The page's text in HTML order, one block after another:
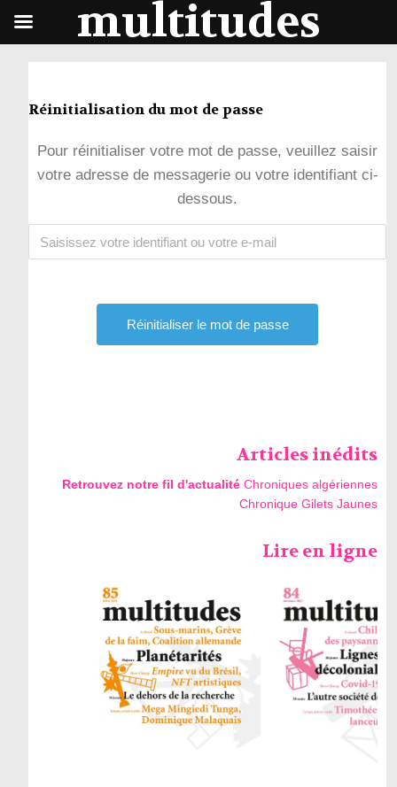
Réinitialisation du mot de passe
Pour réinitialiser votre mot de passe, veuillez saisir
votre adresse de messagerie ou votre identifiant ci-
dessous.
Articles inédits
Retrouvez notre fil d'actualité Chroniques algériennes
Chronique Gilets Jaunes
Lire en ligne
multitudes